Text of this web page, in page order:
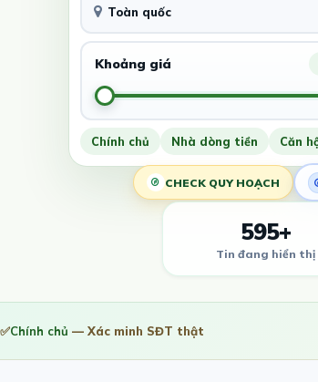
Toàn quốc
Khoảng giá
Chính chủ Nhà dòng tiền Căn
CHECK QUY HOẠCH
595+
Tin đang hiển thị
✅Chính chủ — Xác minh SĐT thật